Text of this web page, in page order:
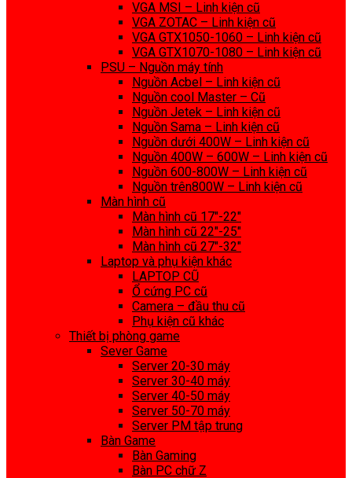
VGA MSI – Linh kiện cũ
VGA ZOTAC – Linh kiện cũ
VGA GTX1050-1060 – Linh kiện cũ
VGA GTX1070-1080 – Linh kiện cũ
PSU – Nguồn máy tính
Nguồn Acbel – Linh kiện cũ
Nguồn cool Master – Cũ
Nguồn Jetek – Linh kiện cũ
Nguồn Sama – Linh kiện cũ
Nguồn dưới 400W – Linh kiện cũ
Nguồn 400W – 600W – Linh kiện cũ
Nguồn 600-800W – Linh kiện cũ
Nguồn trên800W – Linh kiện cũ
Màn hình cũ
Màn hình cũ 17″-22″
Màn hình cũ 22″-25″
Màn hình cũ 27″-32″
Laptop và phụ kiện khác
LAPTOP CŨ
Ổ cứng PC cũ
Camera – đầu thu cũ
Phụ kiện cũ khác
Thiết bị phòng game
Sever Game
Server 20-30 máy
Server 30-40 máy
Server 40-50 máy
Server 50-70 máy
Server PM tập trung
Bàn Game
Bàn Gaming
Bàn PC chữ Z